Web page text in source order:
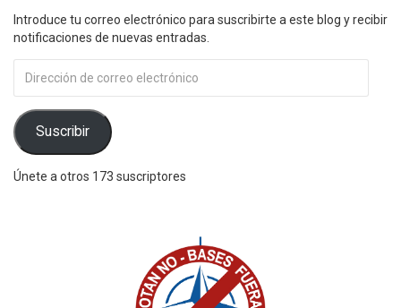
Introduce tu correo electrónico para suscribirte a este blog y recibir
notificaciones de nuevas entradas.
de
correo
electrónico
Suscribir
Únete a otros 173 suscriptores